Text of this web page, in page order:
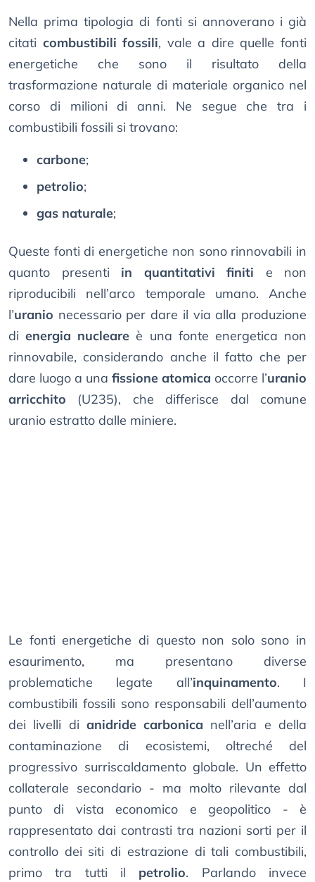
Nella prima tipologia di fonti si annoverano i già
citati combustibili fossili, vale a dire quelle fonti
energetiche che sono il risultato della
trasformazione naturale di materiale organico nel
corso di milioni di anni. Ne segue che tra i
combustibili fossili si trovano:
carbone;
petrolio;
gas naturale;
Queste fonti di energetiche non sono rinnovabili in
quanto presenti in quantitativi finiti e non
riproducibili nell’arco temporale umano. Anche
l’uranio necessario per dare il via alla produzione
dienergia nucleare è una fonte energetica non
rinnovabile, considerando anche il fatto che per
dare luogo a una fissione atomica occorre l’uranio
arricchito (U235), che differisce dal comune
uranio estratto dalle miniere.
Le fonti energetiche di questo non solo sono in
esaurimento, ma presentano diverse
problematiche legate all’inquinamento. I
combustibili fossili sono responsabili dell’aumento
dei livelli di anidride carbonica nell’aria e della
contaminazione di ecosistemi, oltreché del
progressivo surriscaldamento globale. Un effetto
collaterale secondario - ma molto rilevante dal
punto di vista economico e geopolitico - è
rappresentato dai contrasti tra nazioni sorti per il
controllo dei siti di estrazione di tali combustibili,
primo tra tutti il petrolio. Parlando invece